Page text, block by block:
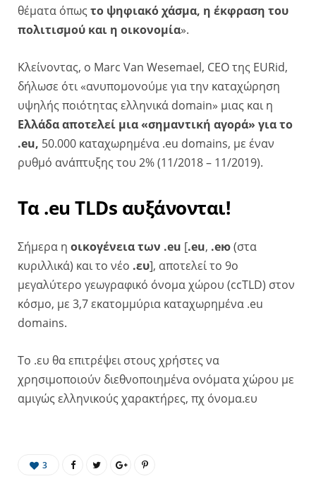
θέματα όπως το ψηφιακό χάσμα, η έκφραση του
πολιτισμού και η οικονομία».
Κλείνοντας, ο Marc Van Wesemael, CEO της EURid,
δήλωσε ότι «ανυπομονούμε για την καταχώρηση
υψηλής ποιότητας ελληνικά domain» μιας και η
Ελλάδα αποτελεί μια «σημαντική αγορά» για το
.eu, 50.000 καταχωρημένα .eu domains, με έναν
ρυθμό ανάπτυξης του 2% (11/2018 – 11/2019).
Τα .eu TLDs αυξάνονται!
Σήμερα η οικογένεια των .eu [.eu, .ею(στα
κυριλλικά) και το νέο .ευ], αποτελεί το 9ο
μεγαλύτερο γεωγραφικό όνομα χώρου (ccTLD) στον
κόσμο, με 3,7 εκατομμύρια καταχωρημένα .eu
domains.
Το .ευ θα επιτρέψει στους χρήστες να
χρησιμοποιούν διεθνοποιημένα ονόματα χώρου με
αμιγώς ελληνικούς χαρακτήρες, πχ όνομα.ευ
3